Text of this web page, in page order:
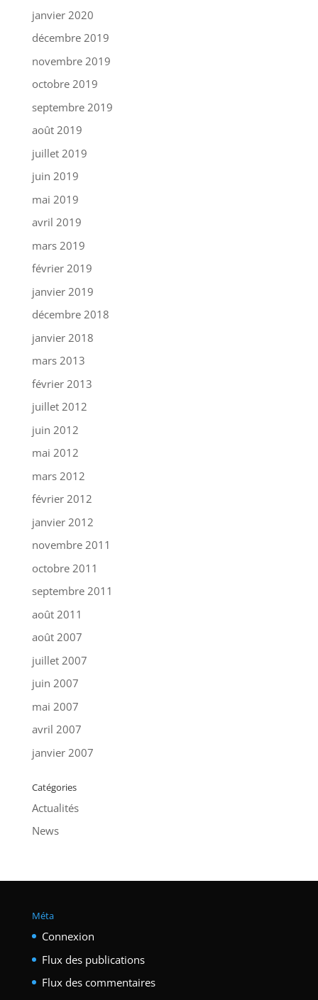
janvier 2020
décembre 2019
novembre 2019
octobre 2019
septembre 2019
août 2019
juillet 2019
juin 2019
mai 2019
avril 2019
mars 2019
février 2019
janvier 2019
décembre 2018
janvier 2018
mars 2013
février 2013
juillet 2012
juin 2012
mai 2012
mars 2012
février 2012
janvier 2012
novembre 2011
octobre 2011
septembre 2011
août 2011
août 2007
juillet 2007
juin 2007
mai 2007
avril 2007
janvier 2007
Catégories
Actualités
News
Méta
Connexion
Flux des publications
Flux des commentaires